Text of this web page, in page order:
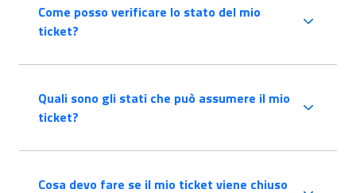
Come posso verificare lo stato del mio
ticket?
Quali sono gli stati che può assumere il mio
ticket?
Cosa devo fare se il mio ticket viene chiuso